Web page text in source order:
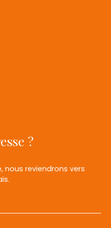
?
nous reviendrons vers